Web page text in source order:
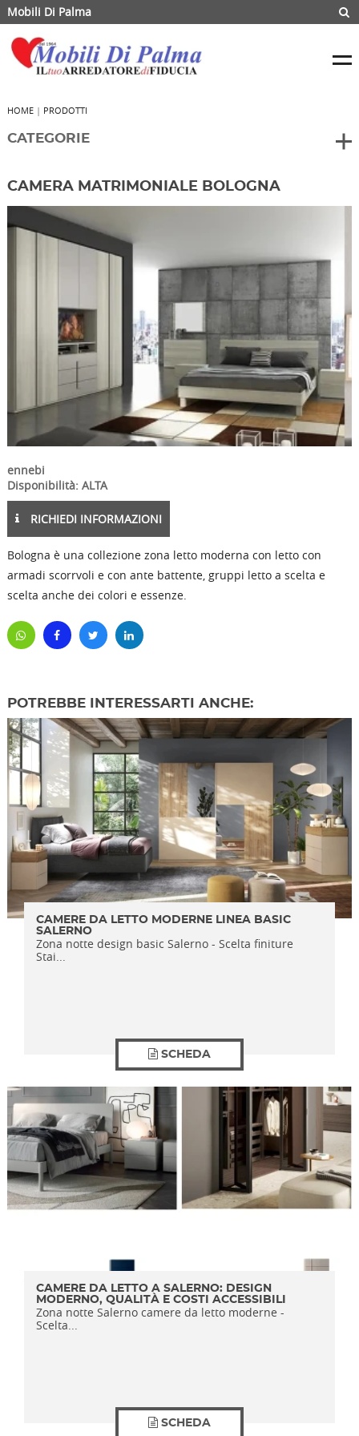
Mobili Di Palma
HOME| PRODOTTI
CATEGORIE
CAMERA MATRIMONIALE BOLOGNA
ennebi
Disponibilità: ALTA
RICHIEDI INFORMAZIONI
Bologna è una collezione zona letto moderna con letto con
armadi scorrvoli e con ante battente, gruppi letto a scelta e
scelta anche dei colori e essenze.
POTREBBE INTERESSARTI ANCHE:
CAMERE DA LETTO MODERNE LINEA BASIC
SALERNO
Zona notte design basic Salerno - Scelta finiture
Stai...
SCHEDA
CAMERE DA LETTO A SALERNO: DESIGN
MODERNO, QUALITÀ E COSTI ACCESSIBILI
Zona notte Salerno camere da letto moderne -
Scelta...
SCHEDA